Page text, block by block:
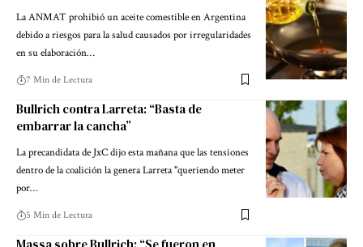
La ANMAT prohibió un aceite comestible en Argentina
debido a riesgos para la salud causados por irregularidades
en su elaboración…
7 Min de Lectura
Bullrich contra Larreta: “Basta de
embarrar la cancha”
La precandidata de JxC dijo esta mañana que las tensiones
dentro de la coalición la genera Larreta "queriendo meter
por…
5 Min de Lectura